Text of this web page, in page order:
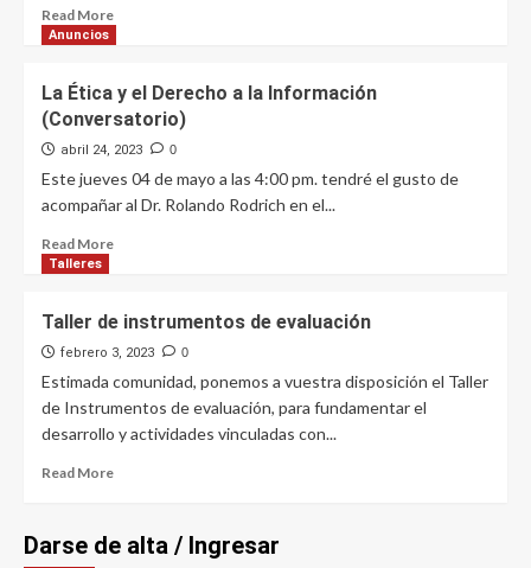
y
Hispanoamérica»
y
Conferencia
artificial
para
y
tendencias
Read MoreRead
del
libro
#26
maneras
ver
Renzo
Huerta
Anuncios
La Ética y el Derecho a la Información
(Conversatorio)
abril 24, 2023 0
Este jueves 04 de mayo a las 4:00 pm. tendré el gusto de
acompañar al Dr. Rolando Rodrich en el...
Read MoreRead
Ética
y
el
la
Talleres
Taller de instrumentos de evaluación
febrero 3, 2023 0
Estimada comunidad, ponemos a vuestra disposición el Taller
de Instrumentos de evaluación, para fundamentar el
desarrollo y actividades vinculadas con...
Read MoreRead
Taller
de
Darse de alta / Ingresar